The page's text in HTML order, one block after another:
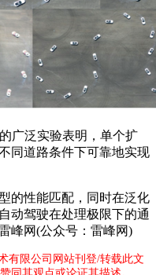
广泛实验表明，单个扩
同道路条件下可靠地实现
性能匹配，同时在泛化
动驾驶在处理极限下的通
峰网(公众号：雷峰网)
有限公司网站刊登/转载此文